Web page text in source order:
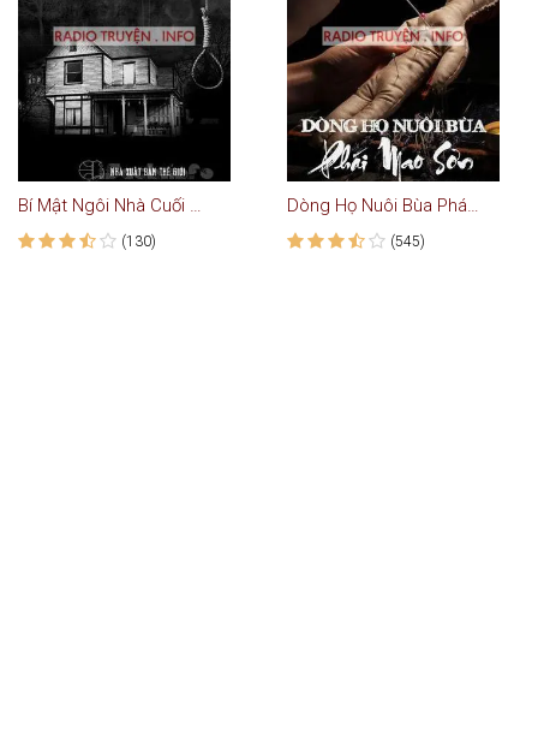
Bí Mật Ngôi Nhà Cuối Huyện
(130)
Dòng Họ Nuôi Bùa Phái Mao Sơn - Truyện Ma
(545)